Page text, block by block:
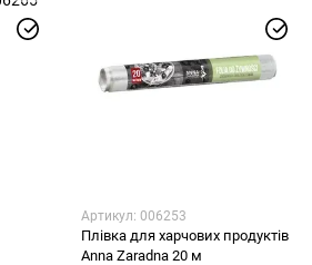
Артикул: 006253
Плівка для харчових продуктів
Anna Zaradna 20 м